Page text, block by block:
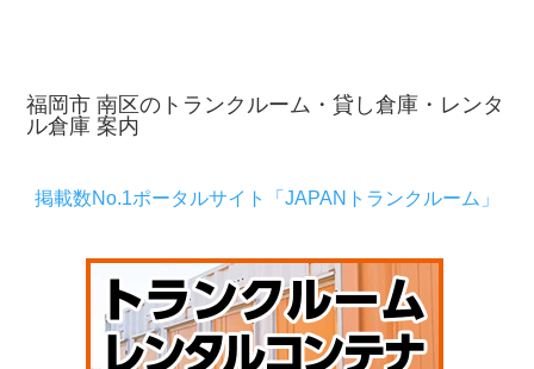
福岡市 南区のトランクルーム・貸し倉庫・レンタ
ル倉庫 案内
掲載数No.1ポータルサイト「JAPANトランクルーム」